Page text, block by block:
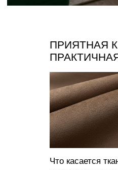
Все материалы, размещенные на этом сайте, защищены
правах. Копирование, воспроизведение, распространение